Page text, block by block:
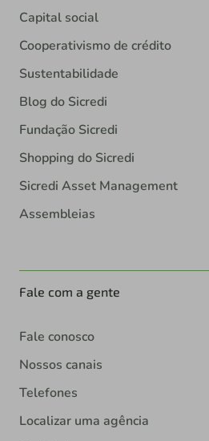
Capital social
Cooperativismo de crédito
Sustentabilidade
Blog do Sicredi
Fundação Sicredi
Shopping do Sicredi
Sicredi Asset Management
Assembleias
Fale com a gente
Fale conosco
Nossos canais
Telefones
Localizar uma agência